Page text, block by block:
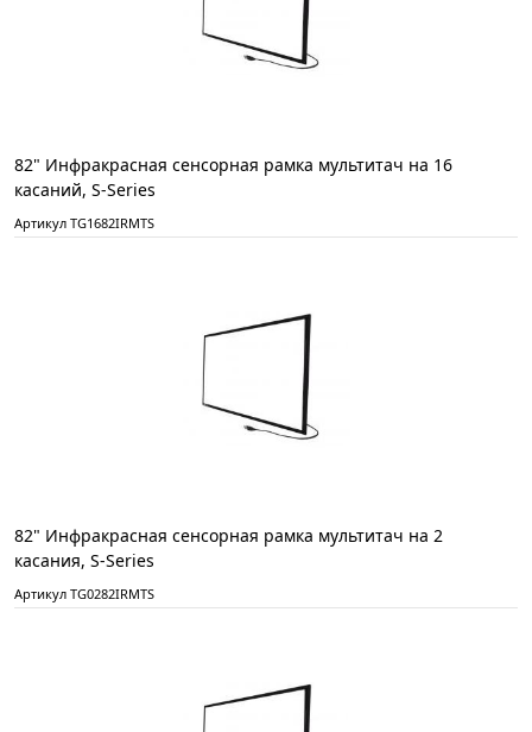
82" Инфракрасная сенсорная рамка мультитач на 16
касаний, S-Series
Артикул TG1682IRMTS
82" Инфракрасная сенсорная рамка мультитач на 2
касания, S-Series
Артикул TG0282IRMTS